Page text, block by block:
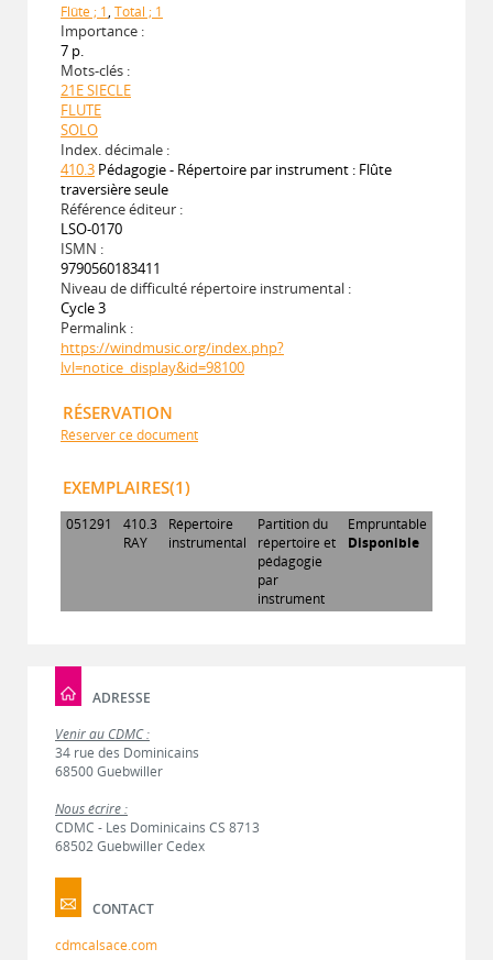
Flûte ; 1, Total ; 1
Importance :
7 p.
Mots-clés :
21E SIECLE
FLUTE
SOLO
Index. décimale :
410.3 Pédagogie - Répertoire par instrument : Flûte
traversière seule
Référence éditeur :
LSO-0170
ISMN :
9790560183411
Niveau de difficulté répertoire instrumental :
Cycle 3
Permalink :
https://windmusic.org/index.php?
lvl=notice_display&id=98100
RÉSERVATION
Réserver ce document
EXEMPLAIRES(1)
051291
410.3
RAY
Répertoire
instrumental
Partition du
répertoire et
pédagogie
par
instrument
Empruntable
Disponible
ADRESSE
Venir au CDMC :
34 rue des Dominicains
68500 Guebwiller
Nous écrire :
CDMC - Les Dominicains CS 8713
68502 Guebwiller Cedex
CONTACT
cdmcalsace.com